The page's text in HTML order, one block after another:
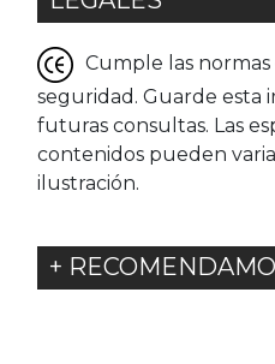
Cumple las
seguridad. Guarde esta
futuras consultas. Las
contenidos pueden
ilustración.
+